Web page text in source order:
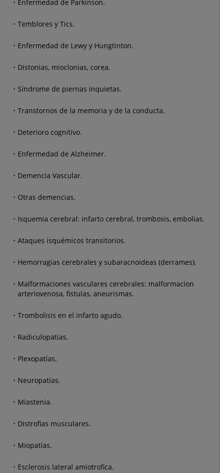
Enfermedad de Parkinson.
Temblores y Tics.
Enfermedad de Lewy y Hungtinton.
Distonias, mioclonias, corea.
Síndrome de piernas inquietas.
Transtornos de la memoria y de la conducta.
Deterioro cognitivo.
Enfermedad de Alzheimer.
Demencia Vascular.
Otras demencias.
Isquemia cerebral: infarto cerebral, trombosis, embolias.
Ataques isquémicos transitorios.
Hemorragias cerebrales y subaracnoideas (derrames).
Malformaciones vasculares cerebrales: malformacion
arteriovenosa, fistulas, aneurismas.
Trombolisis en el infarto agudo.
Radiculopatías.
Plexopatías.
Neuropatías.
Miastenia.
Distrofias musculares.
Miopatías.
Esclerosis lateral amiotrofica.